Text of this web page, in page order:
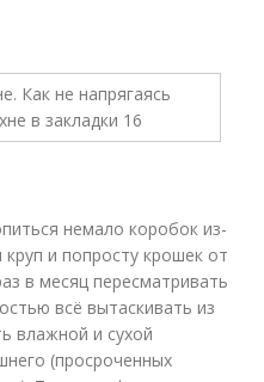
немало коробок из-
и попросту крошек от
в месяц пересматривать
всё вытаскивать из
влажной и сухой
(просроченных